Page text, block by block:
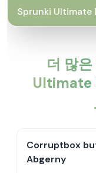
Sprunki Ultimate
더 많
Ultimate
Corruptbox
Abgerny